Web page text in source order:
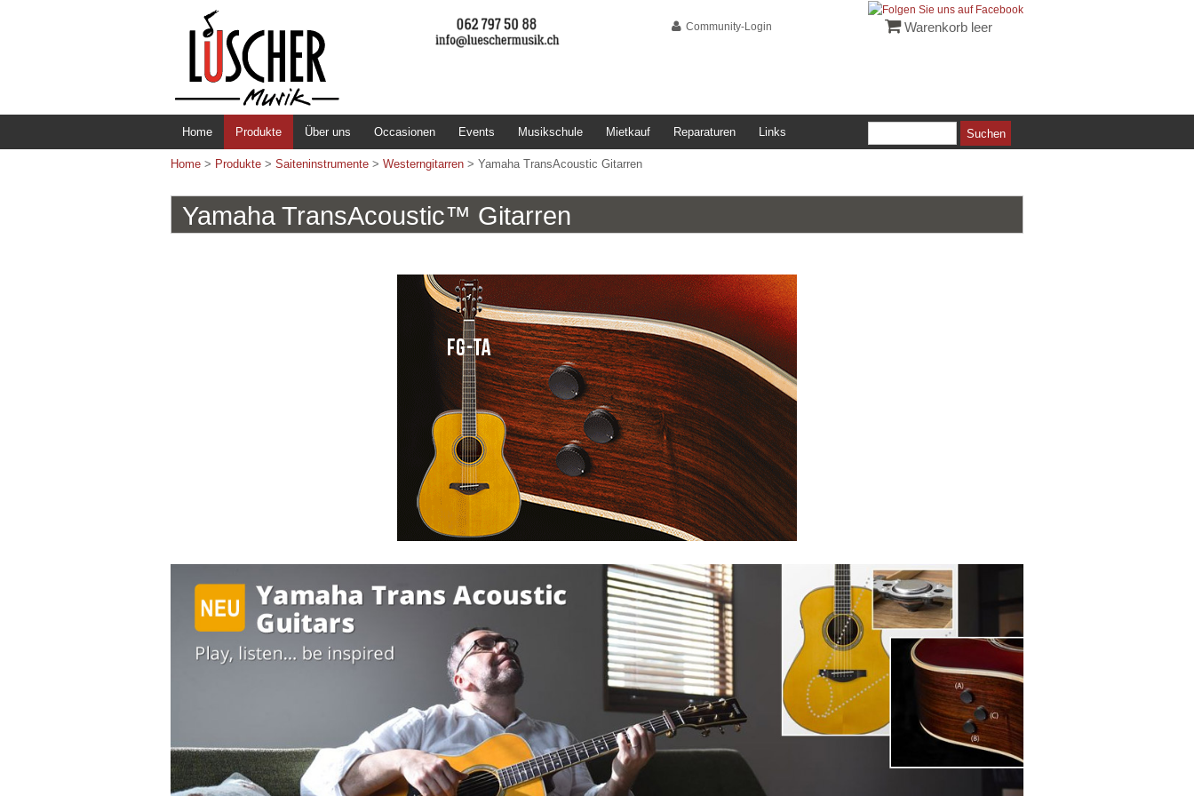
Community-Login Warenkorb leer
Home Produkte Über uns Occasionen Events Musikschule Mietkauf Reparaturen Links Suchen
Home > Produkte > Saiteninstrumente > Westerngitarren > Yamaha TransAcoustic Gitarren
Yamaha TransAcoustic™ Gitarren